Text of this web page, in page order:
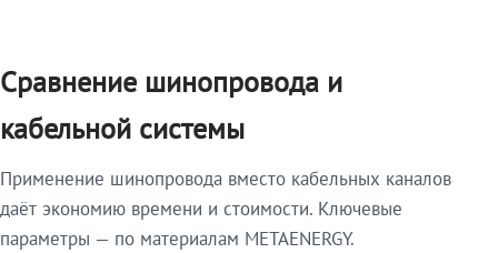
Сравнение шинопровода и
кабельной системы
Применение шинопровода вместо кабельных каналов
даёт экономию времени и стоимости. Ключевые
параметры — по материалам METAENERGY.